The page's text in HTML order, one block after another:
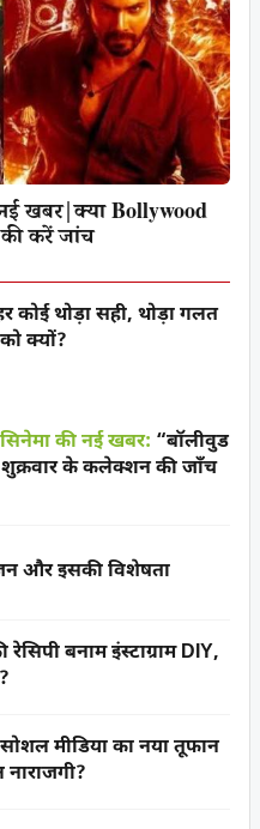
खबर|क्या Bollywood
करें जांच
कोई थोड़ा सही, थोड़ा गलत
क्यों?
की नई खबर: “बॉलीवुड
के कलेक्शन की जाँच
और इसकी विशेषता
रेसिपी बनाम इंस्टाग्राम DIY,
सोशल मीडिया का नया तूफान